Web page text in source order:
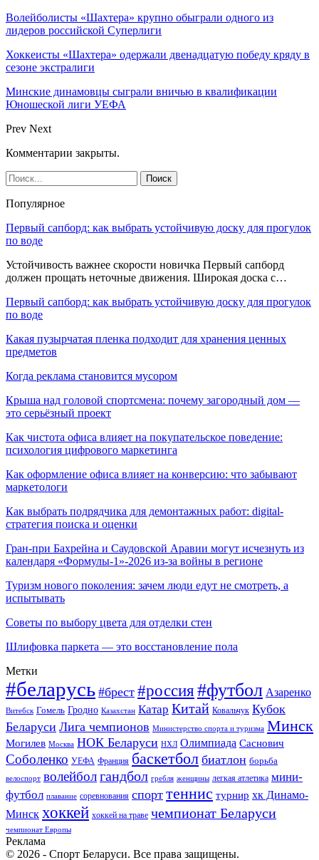
Волейболисты «Шахтера» крупно обыграли одного из
лидеров российской Суперлиги
Хоккеисты «Шахтера» одержали двенадцатую победу кряду в
сезоне экстралиги
Минские динамовцы сыграли вничью в квалификации
Юношеской лиги УЕФА
Prev Next
Комментарии закрыты.
Популярное
Первый сапборд: как выбрать устойчивую доску для прогулок
по воде
Устойчивость важнее скорости новичка Первый сапборд
должен прощать неточные движения. Широкая доска с…
Первый сапборд: как выбрать устойчивую доску для прогулок
по воде
Какая пузырчатая пленка подходит для хранения ценных
предметов
Когда реклама становится мусором
Крыша над головой спортсмена: почему загородный дом —
это серьёзный проект
Как чистота офиса влияет на покупательское поведение:
психология цифрового маркетинга
Как оформление офиса влияет на конверсию: что забывают
маркетологи
Как выбрать подрядчика для демонтажных работ: digital-
стратегия поиска и оценки
Гран-при Бахрейна и Саудовской Аравии могут исчезнуть из
календаря «Формулы-1»-2026 из-за войны в регионе
Туризм нового поколения: зачем люди едут не смотреть, а
испытывать
Советы по выбору цвета для отделки стен
Шлифовка паркета — это восстановление пола
Метки
#беларусь #брест #россия#футбол Азаренко
Витебск Гомель Гродно Казахстан Катар Китай Ковальчук Кубок
Беларуси Лига чемпионов Министерство спорта и туризма Минск
Могилев Москва НОК Беларуси НХЛ Олимпиада Саснович
Соболенко УЕФА Франция баскетбол биатлон борьба
велоспорт волейболгандбол гребля женщины легкая атлетика мини-
футбол плавание соревнования спорт теннис турнир хк Динамо-
Минск хоккей хоккей на траве чемпионат Беларуси
чемпионат Европы
Реклама
© 2026 - Спорт Беларуси. Все права защищены.